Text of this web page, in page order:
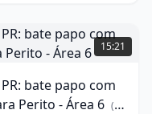
15:21
bate papo com
Perito - Área 6 (17